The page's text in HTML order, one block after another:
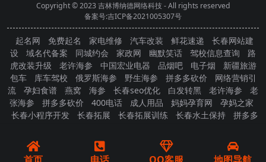
Copyright © 2023吉林博纳德网络科技- All rights reserved
备案号:吉ICP备2021005307号
起名网 免费起名 家电维修 汽车改装 鲜花速递
长春网站建
设
域名代备案 同城约会 家政网 幽默笑话 驾校信息查询
路
虎改装升级
老许海参 中国宏业电器 品烟吧 电子烟
新疆旅游
包车
库车驾校 俄罗斯海参 野生海参 拼多多砍价
网络营销引
流
孕妇食谱 燕窝 海参 长春seo优化 白发转黑 老许海参
老
张海参
拼多多砍价 400电话 成人用品 妈妈孕育网
孕妈之家
长春小程序开发
长春拓展 长春拓展训练 长春水土保持
拼多多